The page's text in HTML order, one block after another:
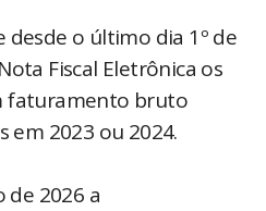
desde o último dia 1º de
Fiscal Eletrônica os
faturamento bruto
em 2023 ou 2024.
de 2026 a